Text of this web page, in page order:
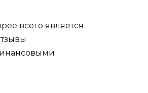
всего является